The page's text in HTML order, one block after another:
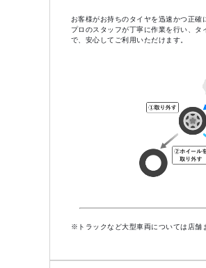
お客様がお持ちのタイヤを迅速かつ正確
プロのスタッフが丁寧に作業を行い、
で、安心してご利用いただけます。
※トラックなど大型車両については店舗